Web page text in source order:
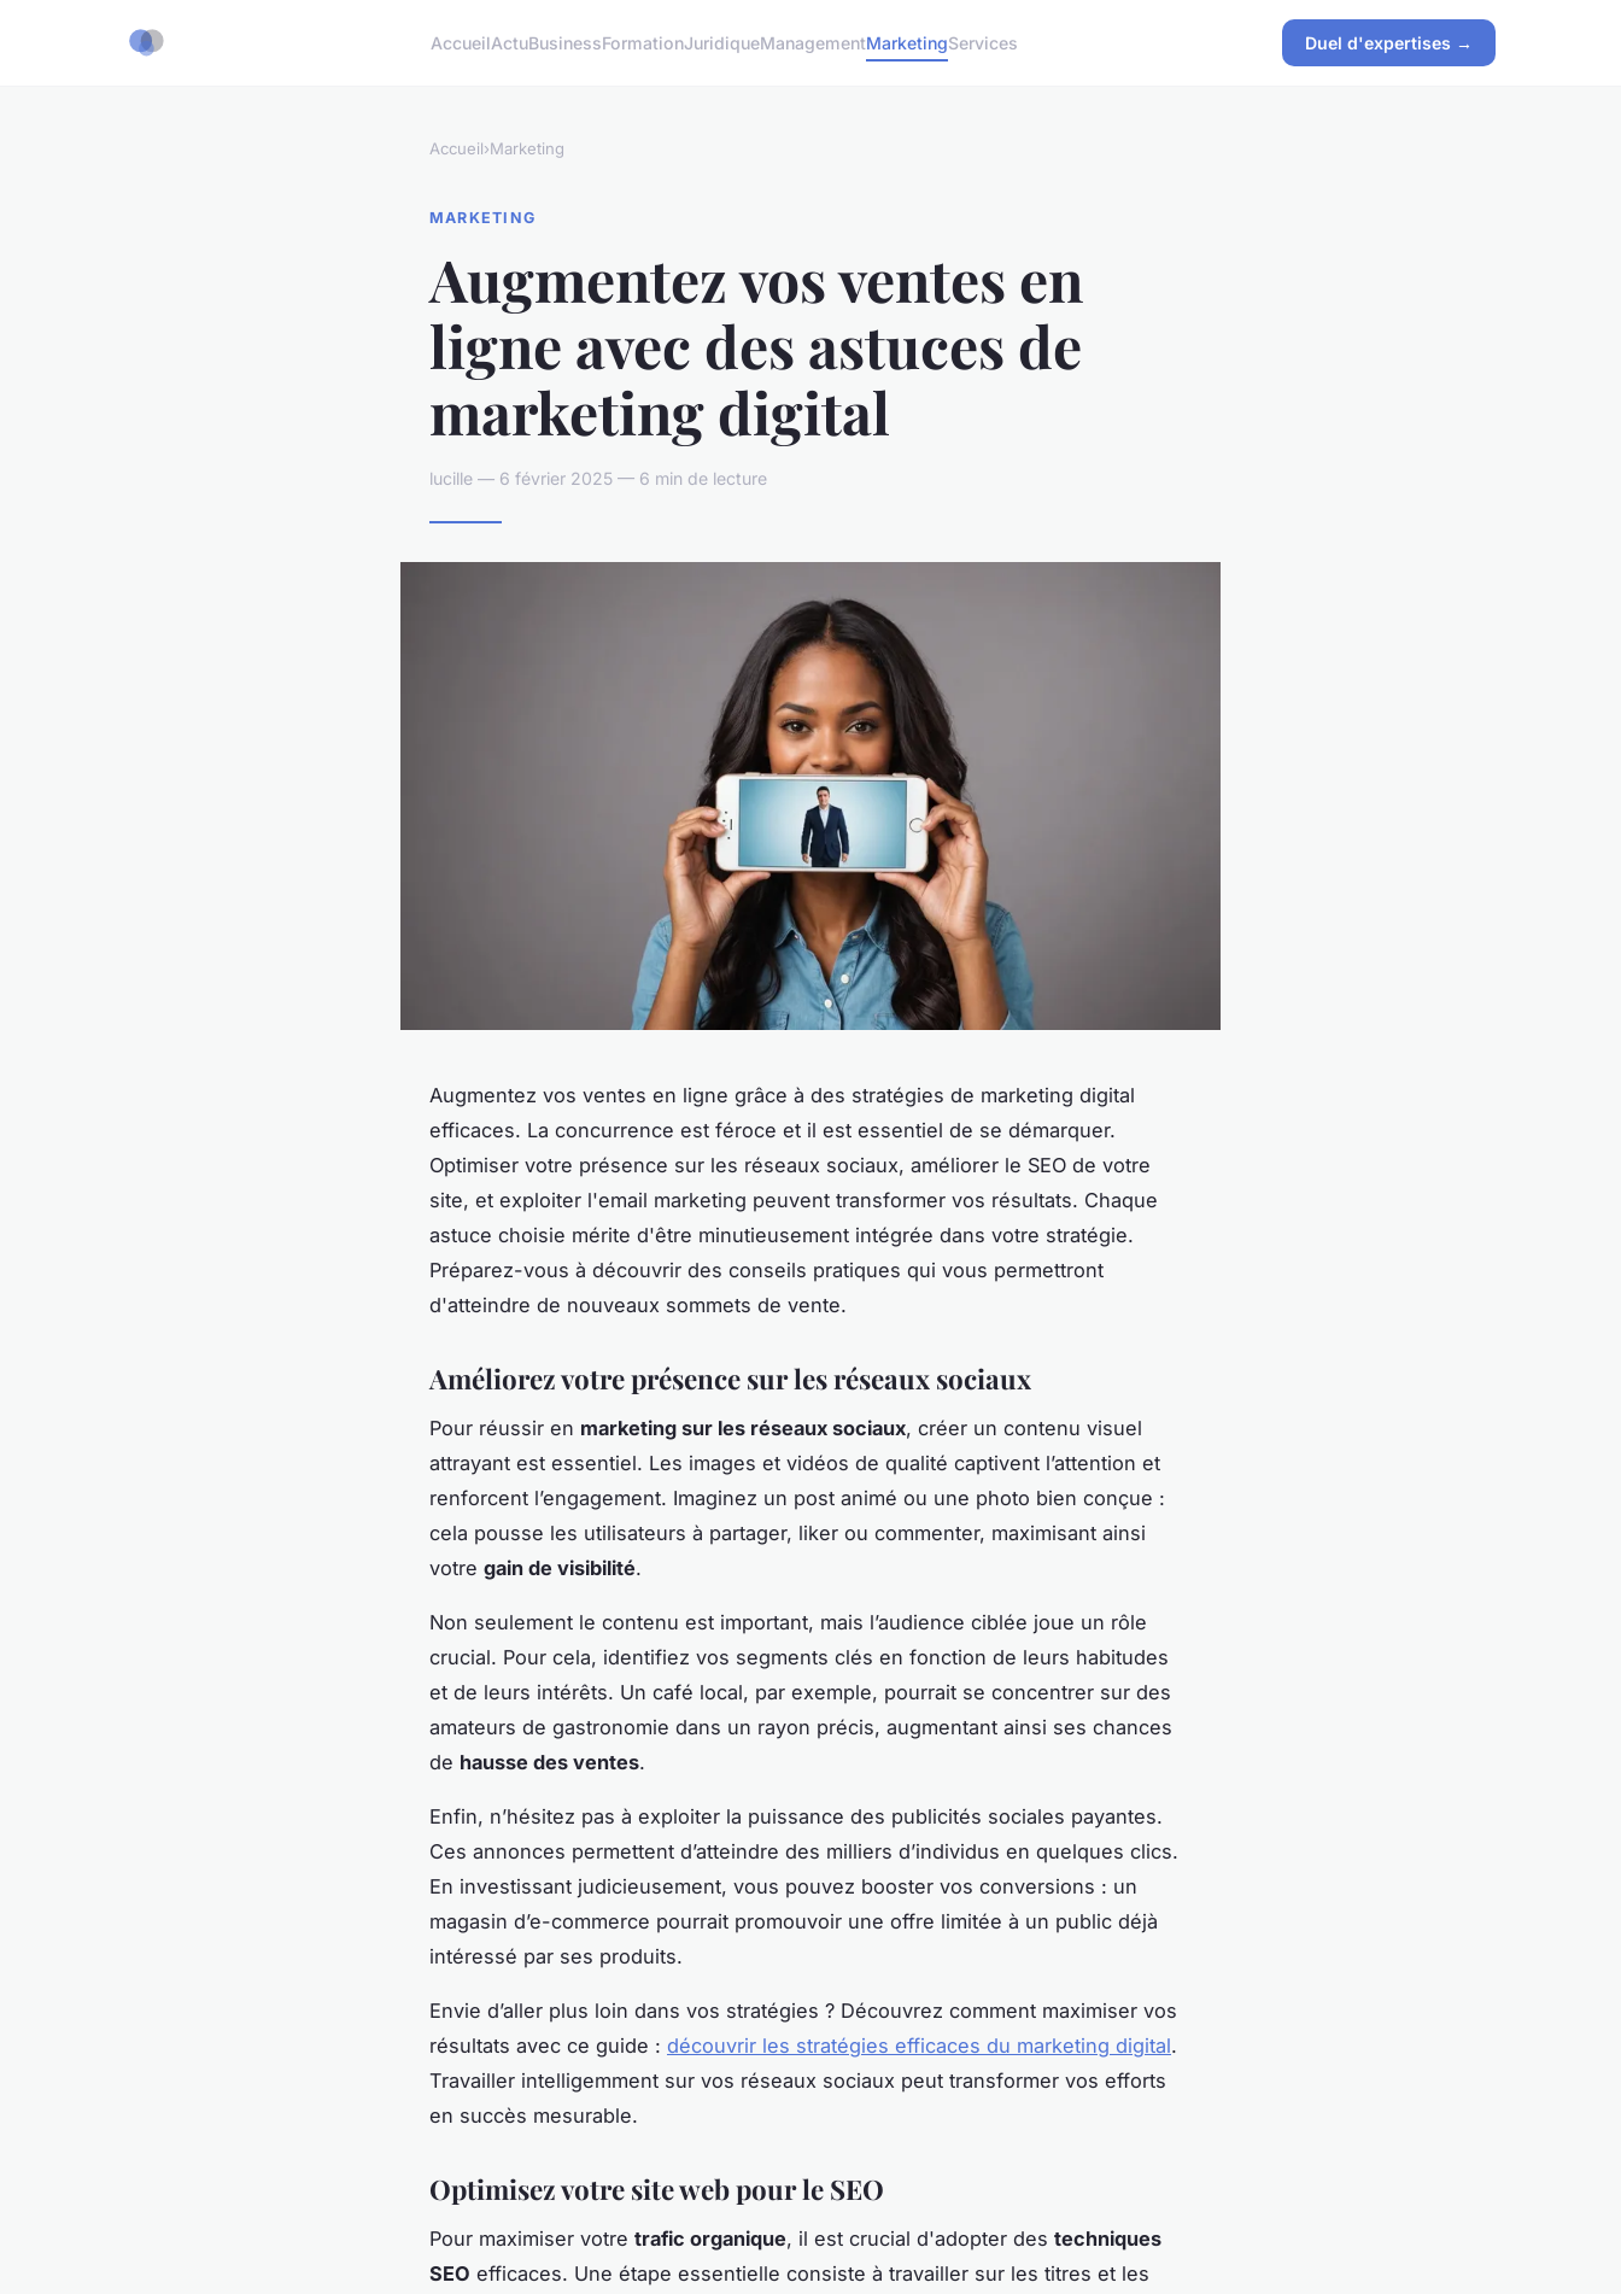
AccueilActuBusinessFormationJuridiqueManagementMarketingServices Duel d'expertises →
Accueil›Marketing
MARKETING
Augmentez vos ventes en
ligne avec des astuces de
marketing digital
lucille — 6 février 2025 — 6 min de lecture
Augmentez vos ventes en ligne grâce à des stratégies de marketing digital
efficaces. La concurrence est féroce et il est essentiel de se démarquer.
Optimiser votre présence sur les réseaux sociaux, améliorer le SEO de votre
site, et exploiter l'email marketing peuvent transformer vos résultats. Chaque
astuce choisie mérite d'être minutieusement intégrée dans votre stratégie.
Préparez-vous à découvrir des conseils pratiques qui vous permettront
d'atteindre de nouveaux sommets de vente.
Améliorez votre présence sur les réseaux sociaux
Pour réussir en marketing sur les réseaux sociaux, créer un contenu visuel
attrayant est essentiel. Les images et vidéos de qualité captivent l’attention et
renforcent l’engagement. Imaginez un post animé ou une photo bien conçue :
cela pousse les utilisateurs à partager, liker ou commenter, maximisant ainsi
votre gain de visibilité.
Non seulement le contenu est important, mais l’audience ciblée joue un rôle
crucial. Pour cela, identifiez vos segments clés en fonction de leurs habitudes
et de leurs intérêts. Un café local, par exemple, pourrait se concentrer sur des
amateurs de gastronomie dans un rayon précis, augmentant ainsi ses chances
de hausse des ventes.
Enfin, n’hésitez pas à exploiter la puissance des publicités sociales payantes.
Ces annonces permettent d’atteindre des milliers d’individus en quelques clics.
En investissant judicieusement, vous pouvez booster vos conversions : un
magasin d’e-commerce pourrait promouvoir une offre limitée à un public déjà
intéressé par ses produits.
Envie d’aller plus loin dans vos stratégies ? Découvrez comment maximiser vos
résultats avec ce guide : découvrir les stratégies efficaces du marketing digital.
Travailler intelligemment sur vos réseaux sociaux peut transformer vos efforts
en succès mesurable.
Optimisez votre site web pour le SEO
Pour maximiser votre trafic organique, il est crucial d'adopter des techniques
SEO efficaces. Une étape essentielle consiste à travailler sur les titres et les